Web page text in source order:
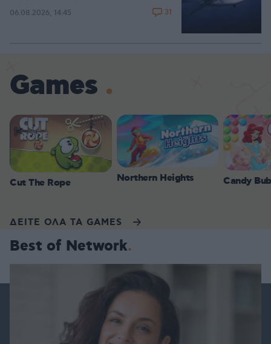
06.08.2026, 14:45 31
Games
Cut The Rope Northern Heights Candy
ΔΕΙΤΕ ΟΛΑ ΤΑ GAMES
Best of Network